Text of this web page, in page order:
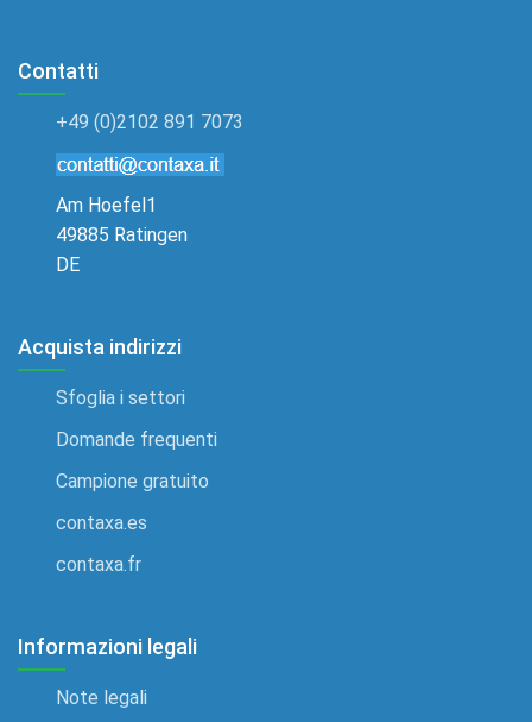
Contatti
+49 (0)2102 891 7073
Am Hoefel1
49885 Ratingen
DE
Acquista indirizzi
Sfoglia i settori
Domande frequenti
Campione gratuito
contaxa.es
contaxa.fr
Informazioni legali
Note legali